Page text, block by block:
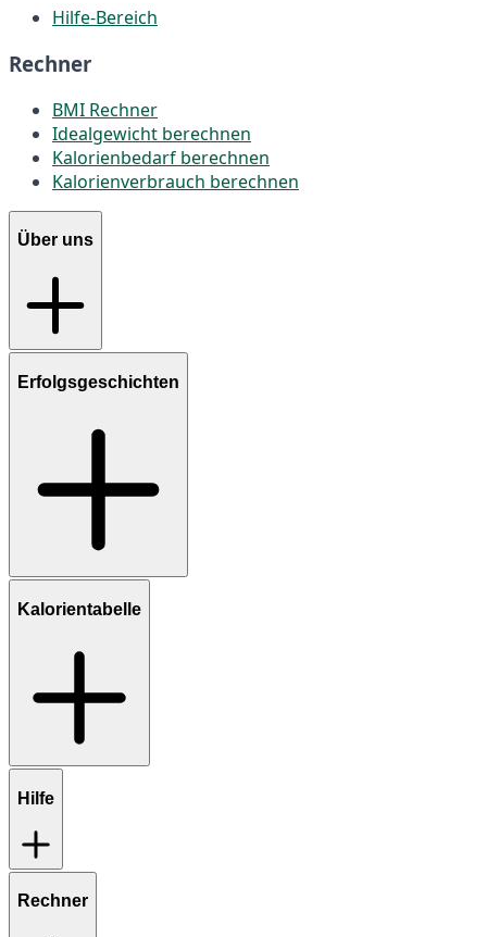
Hilfe-Bereich
Rechner
BMI Rechner
Idealgewicht berechnen
Kalorienbedarf berechnen
Kalorienverbrauch berechnen
Über uns
Erfolgsgeschichten
Kalorientabelle
Hilfe
Rechner